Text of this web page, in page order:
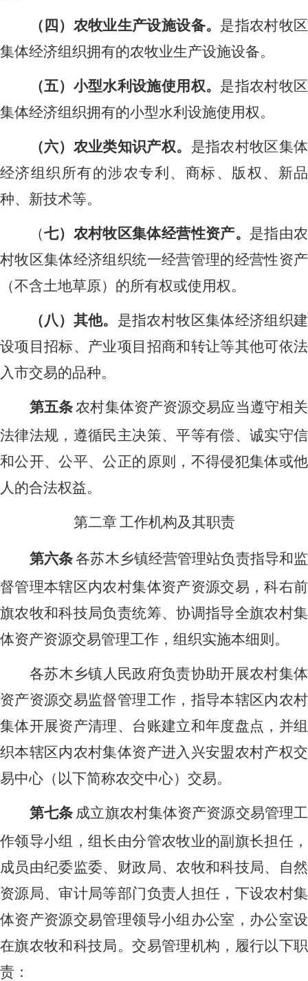
（四）农牧业生产设施设备。 是指农村牧区
集体经济组织拥有的农牧业生产设施设备。
（五）小型水利设施使用权。 是指农村牧区
集体经济组织拥有的小型水利设施使用权。
（六）农业类知识产权。 是指农村牧区集体
经济组织所有的涉农专利、商标、版权、新品
种、新技术等。
（七）农村牧区集体经营性资产。 是指由农
村牧区集体经济组织统一经营管理的经营性资产
（不含土地草原）的所有权或使用权。
（八）其他。 是指农村牧区集体经济组织建
设项目招标、产业项目招商和转让等其他可依法
入市交易的品种。
第五条农村集体资产资源交易应当遵守相关
法律法规，遵循民主决策、平等有偿、诚实守信
和公开、公平、公正的原则，不得侵犯集体或他
人的合法权益。
第二章 工作机构及其职责
第六条各苏木乡镇经营管理站负责指导和监
督管理本辖区内农村集体资产资源交易，科右前
旗农牧和科技局负责统筹、协调指导全旗农村集
体资产资源交易管理工作，组织实施本细则。
各苏木乡镇人民政府负责协助开展农村集体
资产资源交易监督管理工作，指导本辖区内农村
集体开展资产清理、台账建立和年度盘点，并组
织本辖区内农村集体资产进入兴安盟农村产权交
易中心（以下简称农交中心）交易。
第七条 成立旗农村集体资产资源交易管理工
作领导小组，组长由分管农牧业的副旗长担任，
成员由纪委监委、财政局、农牧和科技局、自然
资源局、审计局等部门负责人担任，下设农村集
体资产资源交易管理领导小组办公室，办公室设
在旗农牧和科技局。交易管理机构，履行以下职
责：